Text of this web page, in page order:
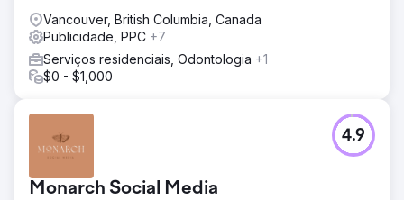
Vancouver, British Columbia, Canada
Publicidade, PPC +7
Serviços residenciais, Odontologia +1
$0 - $1,000
Monarch Social Media
4.9